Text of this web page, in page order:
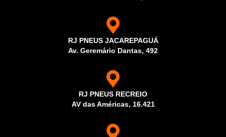
RJ PNEUS JACAREPAGUÁ
Av. Geremário Dantas, 492
RJ PNEUS RECREIO
AV das Américas, 16.421